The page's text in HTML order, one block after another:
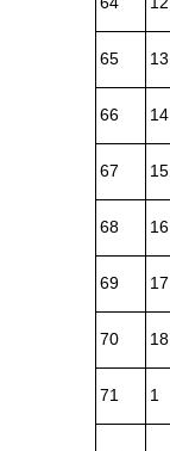
65 13
66 14
67 15
68 16
69 17
70 18
71 1